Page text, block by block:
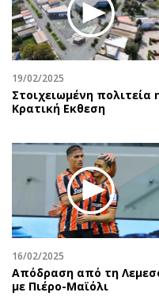
Real Estate
Επιχειρήσεις
Αγορές
Money Review
AstroBank Properties
Ενέργεια
Ναυτιλία
Περιβάλλον
Ελλάδα
Κόσμος
Παράξενα
Πολιτισμός
19/02/2025
Στοιχειωμένη πολιτεία
Κρατική Eκθεση
16/02/2025
Απόδραση από τη
με Πιέρο-Μαϊόλι